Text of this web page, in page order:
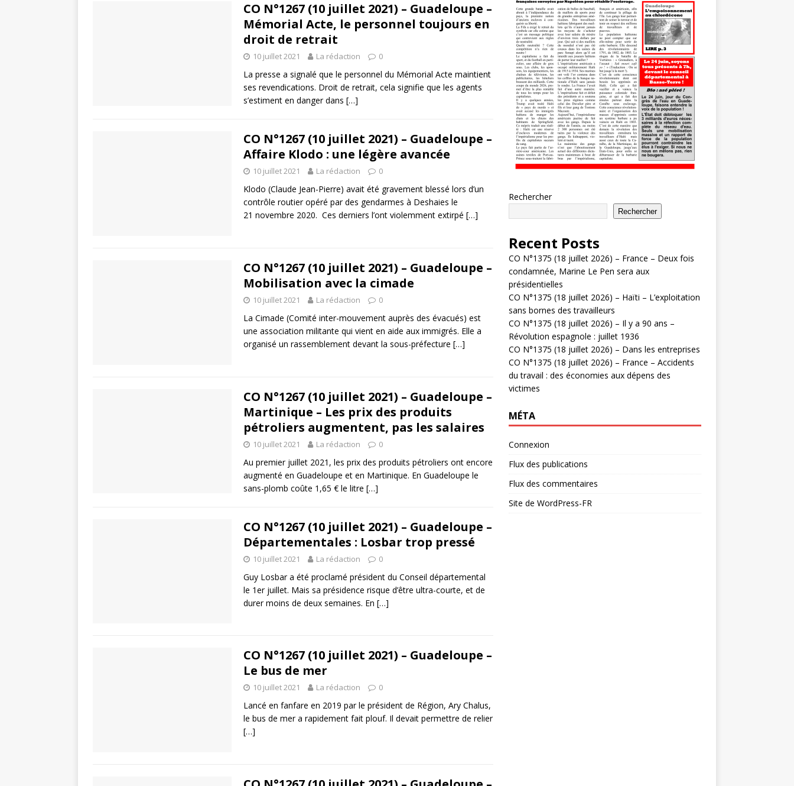
CO N°1267 (10 juillet 2021) – Guadeloupe –
Mémorial Acte, le personnel toujours en
droit de retrait
10 juillet 2021 La rédaction 0
La presse a signalé que le personnel du Mémorial Acte maintient
ses revendications. Droit de retrait, cela signifie que les agents
s’estiment en danger dans […]
CO N°1267 (10 juillet 2021) – Guadeloupe –
Affaire Klodo : une légère avancée
10 juillet 2021 La rédaction 0
Klodo (Claude Jean-Pierre) avait été gravement blessé lors d’un
contrôle routier opéré par des gendarmes à Deshaies le
21 novembre 2020. Ces derniers l’ont violemment extirpé […]
CO N°1267 (10 juillet 2021) – Guadeloupe –
Mobilisation avec la cimade
10 juillet 2021 La rédaction 0
La Cimade (Comité inter-mouvement auprès des évacués) est
une association militante qui vient en aide aux immigrés. Elle a
organisé un rassemblement devant la sous-préfecture […]
CO N°1267 (10 juillet 2021) – Guadeloupe –
Martinique – Les prix des produits
pétroliers augmentent, pas les salaires
10 juillet 2021 La rédaction 0
Au premier juillet 2021, les prix des produits pétroliers ont encore
augmenté en Guadeloupe et en Martinique. En Guadeloupe le
sans-plomb coûte 1,65 € le litre […]
CO N°1267 (10 juillet 2021) – Guadeloupe –
Départementales : Losbar trop pressé
10 juillet 2021 La rédaction 0
Guy Losbar a été proclamé président du Conseil départemental
le 1er juillet. Mais sa présidence risque d’être ultra-courte, et de
durer moins de deux semaines. En […]
CO N°1267 (10 juillet 2021) – Guadeloupe –
Le bus de mer
10 juillet 2021 La rédaction 0
Lancé en fanfare en 2019 par le président de Région, Ary Chalus,
le bus de mer a rapidement fait plouf. Il devait permettre de relier
[…]
Rechercher
Rechercher
Recent Posts
CO N°1375 (18 juillet 2026) – France – Deux fois
condamnée, Marine Le Pen sera aux
présidentielles
CO N°1375 (18 juillet 2026) – Haïti – L’exploitation
sans bornes des travailleurs
CO N°1375 (18 juillet 2026) – Il y a 90 ans –
Révolution espagnole : juillet 1936
CO N°1375 (18 juillet 2026) – Dans les entreprises
CO N°1375 (18 juillet 2026) – France – Accidents
du travail : des économies aux dépens des
victimes
MÉTA
Connexion
Flux des publications
Flux des commentaires
Site de WordPress-FR